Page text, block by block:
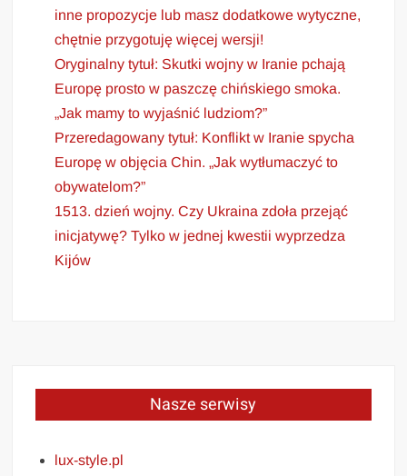
inne propozycje lub masz dodatkowe wytyczne,
chętnie przygotuję więcej wersji!
Oryginalny tytuł: Skutki wojny w Iranie pchają
Europę prosto w paszczę chińskiego smoka.
„Jak mamy to wyjaśnić ludziom?”
Przeredagowany tytuł: Konflikt w Iranie spycha
Europę w objęcia Chin. „Jak wytłumaczyć to
obywatelom?”
1513. dzień wojny. Czy Ukraina zdoła przejąć
inicjatywę? Tylko w jednej kwestii wyprzedza
Kijów
Nasze serwisy
lux-style.pl